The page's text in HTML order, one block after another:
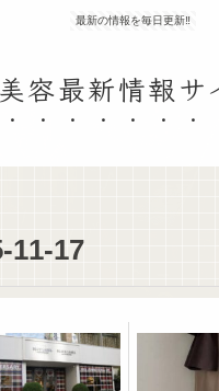
最新の情報を毎日更新‼
美容最新情報サ
11-17